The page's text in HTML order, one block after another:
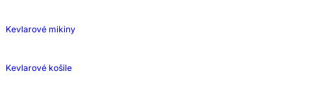
Kevlarové mikiny
Kevlarové košile